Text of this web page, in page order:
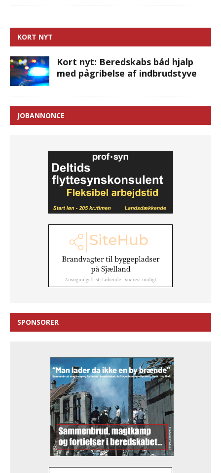
KORT NYT
Kort nyt: Beredskabs båd hjalp
med pågribelse af indbrudstyve
JOBANNONCE
SPONSORER